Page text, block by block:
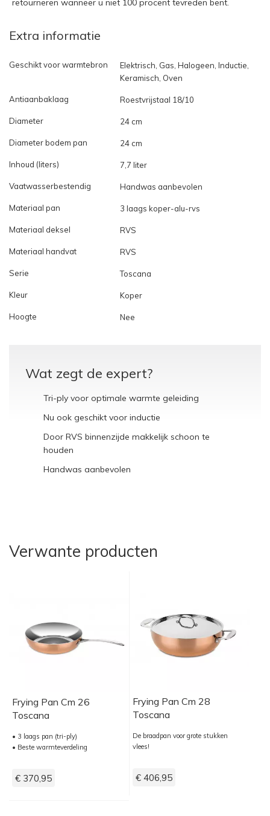
retourneren wanneer u niet 100 procent tevreden bent.
Extra informatie
Geschikt voor warmtebron
Elektrisch, Gas, Halogeen, Inductie,
Keramisch, Oven
Antiaanbaklaag Roestvrijstaal 18/10
Diameter 24 cm
Diameter bodem pan 24 cm
Inhoud (liters) 7,7 liter
Vaatwasserbestendig Handwas aanbevolen
Materiaal pan 3 laags koper-alu-rvs
Materiaal deksel RVS
Materiaal handvat RVS
Serie Toscana
Kleur Koper
Hoogte Nee
Wat zegt de expert?
Tri-ply voor optimale warmte geleiding
Nu ook geschikt voor inductie
Door RVS binnenzijde makkelijk schoon te
houden
Handwas aanbevolen
Verwante producten
Frying Pan Cm 26
Toscana
• 3 laags pan (tri-ply)
• Beste warmteverdeling
€ 370,95
Frying Pan Cm 28
Toscana
De braadpan voor grote stukken
vlees!
€ 406,95